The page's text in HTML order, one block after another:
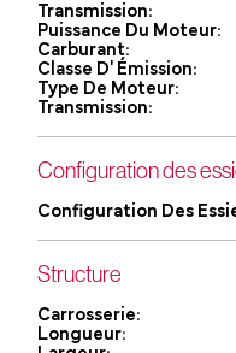
Transmission:
Puissance Du Moteur:
Carburant:
Classe D' Émission:
Type De Moteur:
Transmission:
Configuration des
Configuration Des
Structure
Carrosserie:
Longueur: